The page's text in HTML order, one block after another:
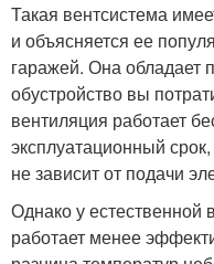
Такая вентсистема
и объясняется ее
гаражей. Она
обустройство вы
вентиляция работает
эксплуатационный
не зависит от подачи
Однако у естественной
работает менее